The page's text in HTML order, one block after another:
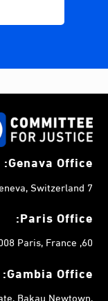
Genava Office:
7 chemin de Balexert, Châtelaine,1219 Geneva, Switzerland.
Paris Office:
60, rue François 1er, 75008 Paris, France.
Gambia Office:
Bakau Newtown,